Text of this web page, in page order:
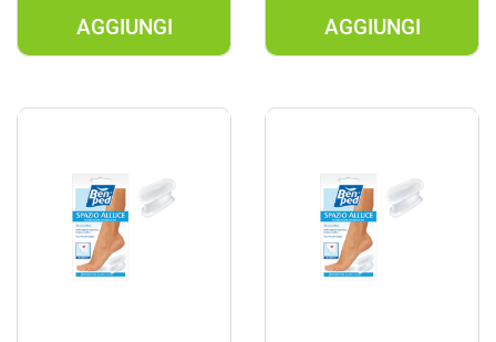
AGGIUNGI
AGGIUNGI BENPED
A
M
1P AL
CARRELLO
AGGIUNGI
AGGIUNGI
A
M
1P AL
CARRELLO